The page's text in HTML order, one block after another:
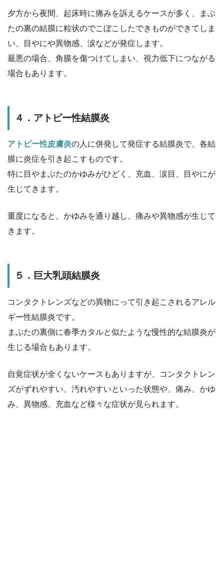
夕方から夜間、起床時に痛みを訴えるケースが多く、まぶ
たの裏の結膜に粒状のでこぼこしたできものができてしま
い、目やにや異物感、涙などが発症します。
最悪の場合、 角膜を傷つけてしまい、視力低下につながる
場合もあります。
４．アトピー性結膜炎
アトピー性皮膚炎の人に併発して発症する結膜炎で、各結
膜に炎症を引き起こすものです。
特に目やまぶたのかゆみがひどく、充血、涙目、目やにが
生じてきます。
重度になると、かゆみを通り越し、痛みや異物感が生じて
きます。
５．巨大乳頭結膜炎
コンタクトレンズなどの異物にって引き起こされるアレル
ギー性結膜炎です。
まぶたの裏側に春季カタルと似たような慢性的な結膜炎が
生じる場合もあります。
自覚症状が全くないケースもありますが、コンタクトレン
ズがずれやすい、汚れやすいといった状態や、痛み、かゆ
み、異物感、充血など様々な症状が見られます。